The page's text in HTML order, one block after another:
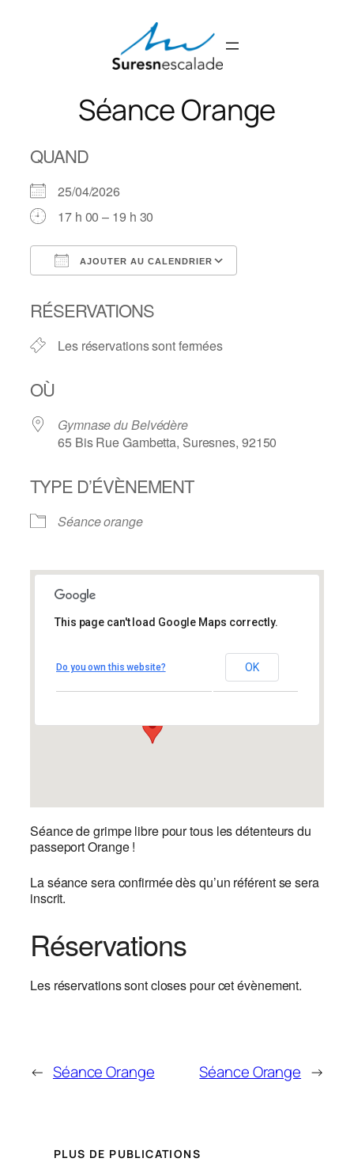
Séance Orange
QUAND
25/04/2026
17 h 00 – 19 h 30
AJOUTER AU CALENDRIER
RÉSERVATIONS
Les réservations sont fermées
OÙ
Gymnase du Belvédère
65 Bis Rue Gambetta, Suresnes, 92150
TYPE D’ÉVÈNEMENT
Séance orange
Gymnase du Belvédère
65 Bis Rue Gambetta – Suresnes
Évènements
This page can't load Google Maps correctly.
Do you own this website? OK
Séance de grimpe libre pour tous les détenteurs du
passeport Orange !
La séance sera confirmée dès qu’un référent se sera
inscrit.
Réservations
Les réservations sont closes pour cet évènement.
← Séance Orange Séance Orange →
PLUS DE PUBLICATIONS